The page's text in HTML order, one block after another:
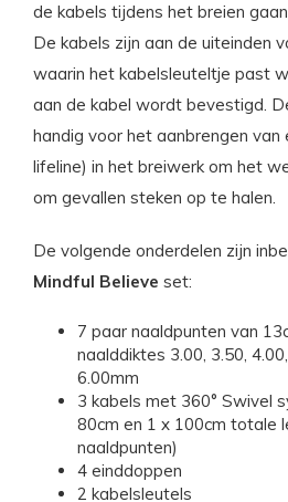
de kabels tijdens het breien
De kabels zijn aan de uiteinden
waarin het kabelsleuteltje past
aan de kabel wordt bevestigd.
handig voor het aanbrengen van
lifeline) in het breiwerk om het
om gevallen steken op te halen.
De volgende onderdelen zijn
Mindful Believe set:
7 paar naaldpunten van
naalddiktes 3.00, 3.50,
6.00mm
3 kabels met 360° Swivel
80cm en 1 x 100cm totale
naaldpunten)
4 einddoppen
2 kabelsleutels